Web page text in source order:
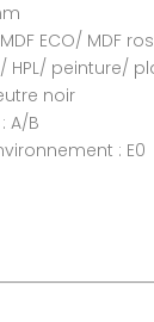
ECO/ MDF
HPL/ peinture/
noir
A/B
: E0